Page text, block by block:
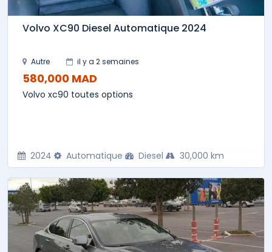
Volvo XC90 Diesel Automatique 2024
Autre il y a 2 semaines
580,000 MAD
Volvo xc90 toutes options
2024 Automatique Diesel 30,000 km